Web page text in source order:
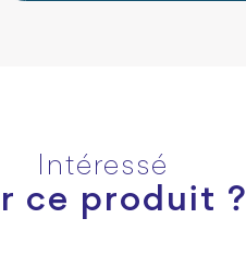
Intéressé
ce produit ?